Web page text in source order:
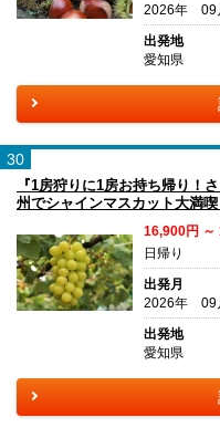
2026年 09
出発地
愛知県
30
『1房狩りに1房お持ち帰り
州でシャインマスカット大満喫
16,900円 ～
日帰り
出発月
2026年 09
出発地
愛知県